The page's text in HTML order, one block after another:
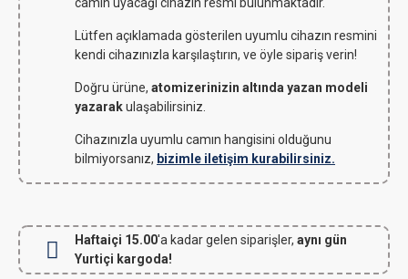
Lütfen açıklamada gösterilen uyumlu cihazın resmini
kendi cihazınızla karşılaştırın, ve öyle sipariş verin!
Doğru ürüne, atomizerinizin altında yazan modeli
yazarakulaşabilirsiniz.
Cihazınızla uyumlu camın hangisini olduğunu
bilmiyorsanız, bizimle iletişim kurabilirsiniz.
Haftaiçi 15.00'a kadar gelen siparişler, aynı gün
Yurtiçi kargoda!